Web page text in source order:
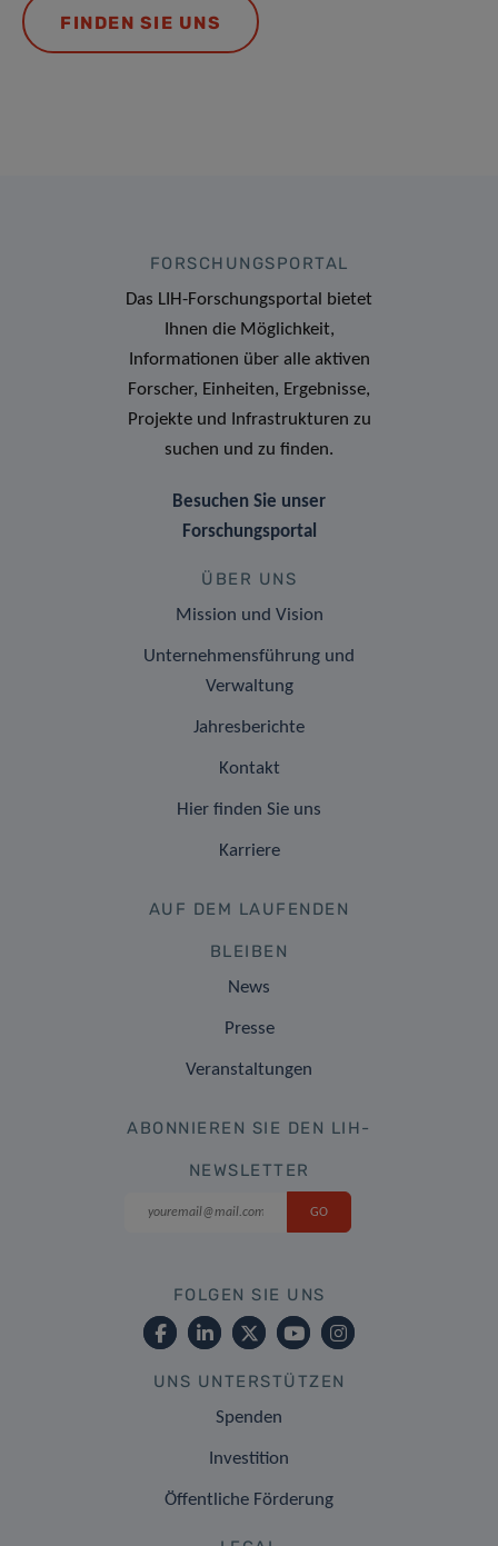
FINDEN SIE UNS
FORSCHUNGSPORTAL
Das LIH-Forschungsportal bietet
Ihnen die Möglichkeit,
Informationen über alle aktiven
Forscher, Einheiten, Ergebnisse,
Projekte und Infrastrukturen zu
suchen und zu finden.
Besuchen Sie unser
Forschungsportal
ÜBER UNS
Mission und Vision
Unternehmensführung und
Verwaltung
Jahresberichte
Kontakt
Hier finden Sie uns
Karriere
AUF DEM LAUFENDEN
BLEIBEN
News
Presse
Veranstaltungen
ABONNIEREN SIE DEN LIH-
NEWSLETTER
FOLGEN SIE UNS
UNS UNTERSTÜTZEN
Spenden
Investition
Öffentliche Förderung